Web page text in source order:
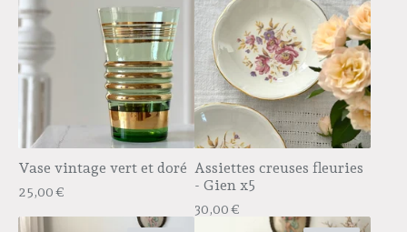
Vase vintage vert et doré
25,00€
Assiettes creuses fleuries
- Gien x5
30,00€